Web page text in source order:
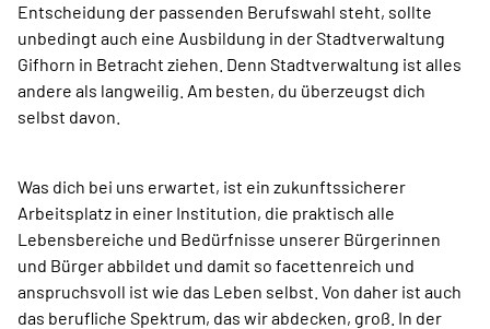
Entscheidung der passenden Berufswahl steht, sollte
unbedingt auch eine Ausbildung in der Stadtverwaltung
Gifhorn in Betracht ziehen. Denn Stadtverwaltung ist alles
andere als langweilig. Am besten, du überzeugst dich
selbst davon.
Was dich bei uns erwartet, ist ein zukunftssicherer
Arbeitsplatz in einer Institution, die praktisch alle
Lebensbereiche und Bedürfnisse unserer Bürgerinnen
und Bürger abbildet und damit so facettenreich und
anspruchsvoll ist wie das Leben selbst. Von daher ist auch
das berufliche Spektrum, das wir abdecken, groß. In der